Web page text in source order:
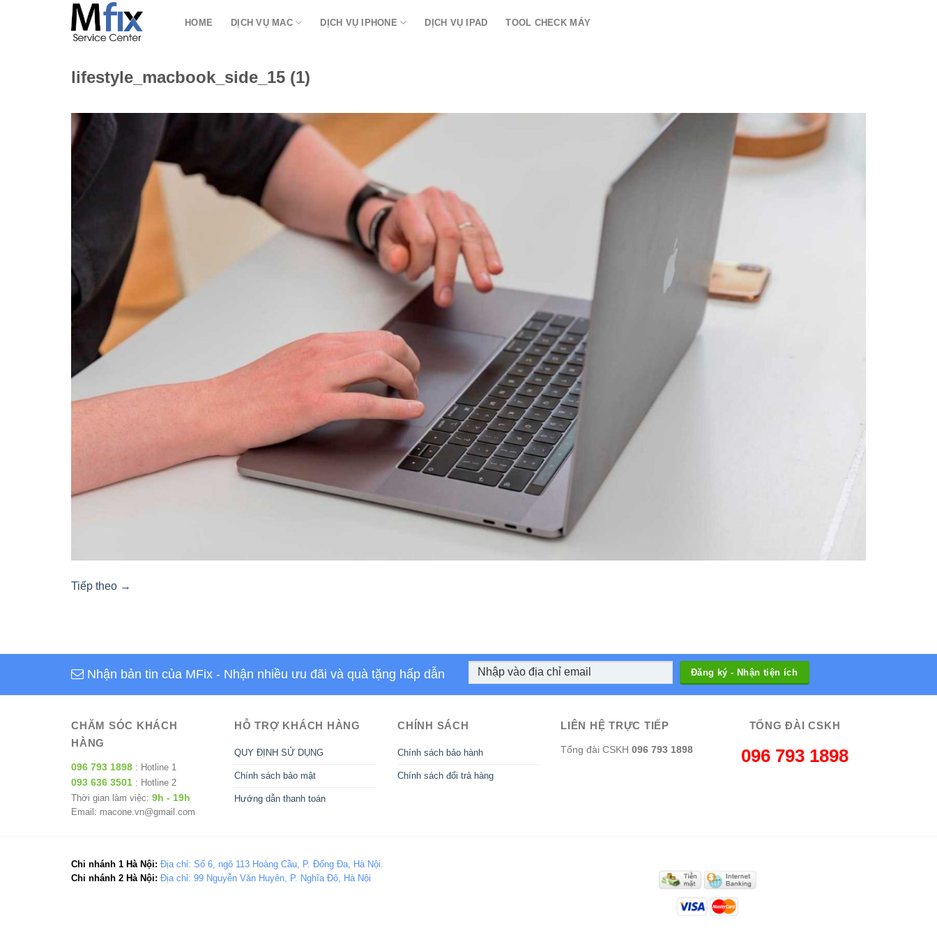
HOME DỊCH VỤ MAC DỊCH VỤ IPHONE DỊCH VỤ IPAD TOOL CHECK MÁY
lifestyle_macbook_side_15 (1)
Tiếp theo →
Nhận bản tin của MFix - Nhận nhiều ưu đãi và quà tặng hấp dẫn
CHĂM SÓC KHÁCH
HÀNG
096 793 1898 : Hotline 1
093 636 3501 : Hotline 2
Thời gian làm việc: 9h - 19h
Email: macone.vn@gmail.com
HỖ TRỢ KHÁCH HÀNG
QUY ĐỊNH SỬ DỤNG
Chính sách bảo mật
Hướng dẫn thanh toán
CHÍNH SÁCH
Chính sách bảo hành
Chính sách đổi trả hàng
LIÊN HỆ TRỰC TIẾP
Tổng đài CSKH 096 793 1898
TỔNG ĐÀI CSKH
096 793 1898
Chi nhánh 1 Hà Nội: Địa chỉ: Số 6, ngõ 113 Hoàng Cầu, P. Đống Đa, Hà Nội.
Chi nhánh 2 Hà Nội: Địa chỉ: 99 Nguyễn Văn Huyên, P. Nghĩa Đô, Hà Nội